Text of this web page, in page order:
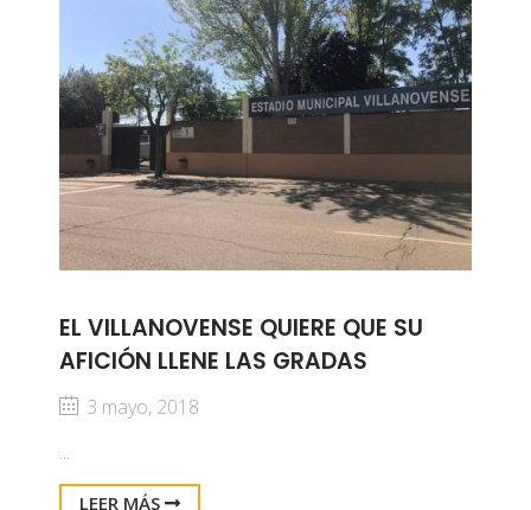
EL VILLANOVENSE QUIERE QUE SU
AFICIÓN LLENE LAS GRADAS
3 mayo, 2018
...
LEER MÁS